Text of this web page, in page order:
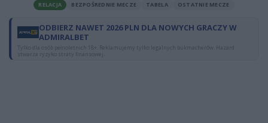
RELACJA BEZPOŚREDNIE MECZE TABELA OSTATNIE MECZE
ODBIERZ NAWET 2026 PLN DLA NOWYCH GRACZY W
ADMIRALBET
Tylko dla osób pełnoletnich 18+. Reklamujemy tylko legalnych bukmacherów. Hazard
stwarza ryzyko straty finansowej.